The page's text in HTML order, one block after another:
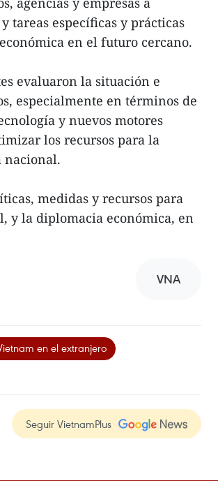
tareas específicas y prácticas
en el futuro cercano.
evaluaron la situación e
especialmente en términos de
y nuevos motores
los recursos para la
nacional.
medidas y recursos para
y la diplomacia económica, en
VNA
en el extranjero
Seguir VietnamPlus